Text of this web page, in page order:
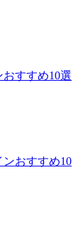
すすめ10選
おすすめ10